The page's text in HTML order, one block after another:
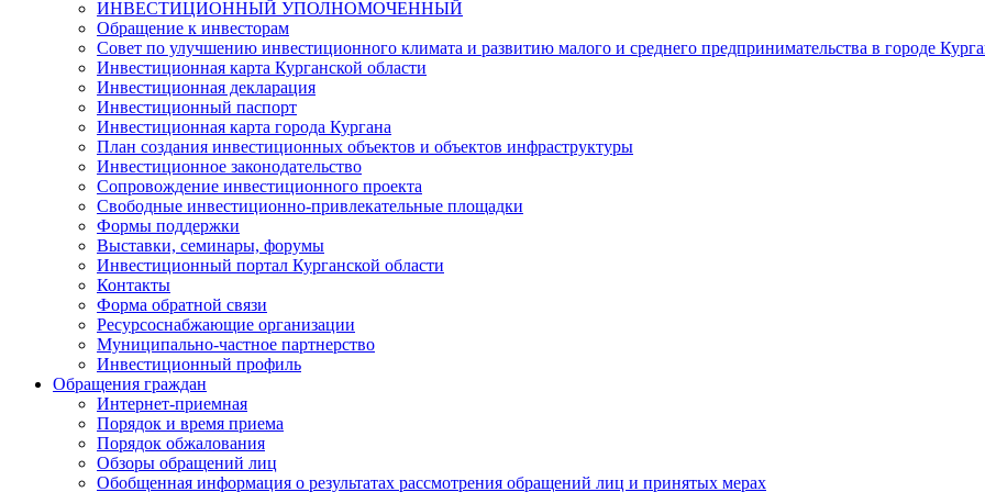
ИНВЕСТИЦИОННЫЙ УПОЛНОМОЧЕННЫЙ
Обращение к инвесторам
Совет по улучшению инвестиционного климата и развитию малого и среднего предпринимательства в городе
Инвестиционная карта Курганской области
Инвестиционная декларация
Инвестиционный паспорт
Инвестиционная карта города Кургана
План создания инвестиционных объектов и объектов инфраструктуры
Инвестиционное законодательство
Сопровождение инвестиционного проекта
Свободные инвестиционно-привлекательные площадки
Формы поддержки
Выставки, семинары, форумы
Инвестиционный портал Курганской области
Контакты
Форма обратной связи
Ресурсоснабжающие организации
Муниципально-частное партнерство
Инвестиционный профиль
Обращения граждан
Интернет-приемная
Порядок и время приема
Порядок обжалования
Обзоры обращений лиц
Обобщенная информация о результатах рассмотрения обращений лиц и принятых мерах